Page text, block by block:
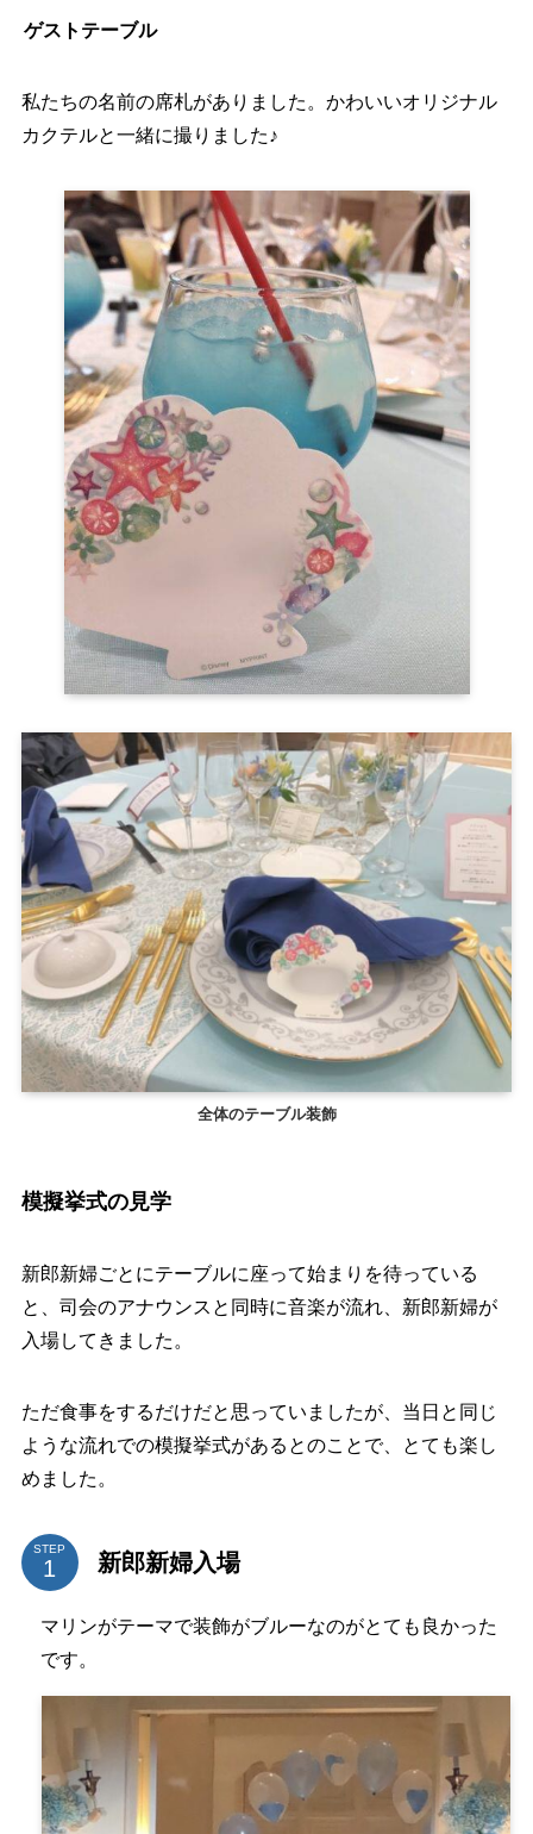
ゲストテーブル
私たちの名前の席札がありました。かわいいオリジナル
カクテルと一緒に撮りました♪
全体のテーブル装飾
模擬挙式の見学
新郎新婦ごとにテーブルに座って始まりを待っている
と、司会のアナウンスと同時に音楽が流れ、新郎新婦が
入場してきました。
ただ食事をするだけだと思っていましたが、当日と同じ
ような流れでの模擬挙式があるとのことで、とても楽し
めました。
STEP 新郎新婦入場
マリンがテーマで装飾がブルーなのがとても良かった
です。